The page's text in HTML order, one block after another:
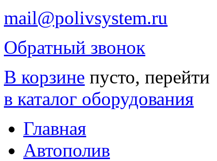
mail@polivsystem.ru
Обратный звонок
В корзине пусто, перейти
в каталог оборудования
Главная
Автополив